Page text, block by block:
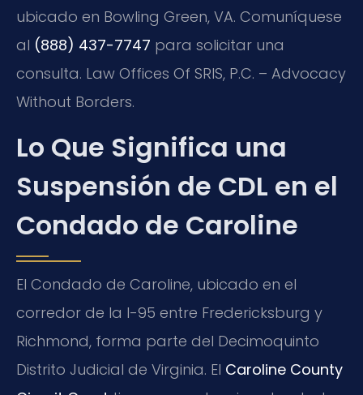
ubicado en Bowling Green, VA. Comuníquese
al (888) 437-7747 para solicitar una
consulta. Law Offices Of SRIS, P.C. – Advocacy
Without Borders.
Lo Que Significa una
Suspensión de CDL en el
Condado de Caroline
El Condado de Caroline, ubicado en el
corredor de la I-95 entre Fredericksburg y
Richmond, forma parte del Decimoquinto
Distrito Judicial de Virginia. El Caroline County